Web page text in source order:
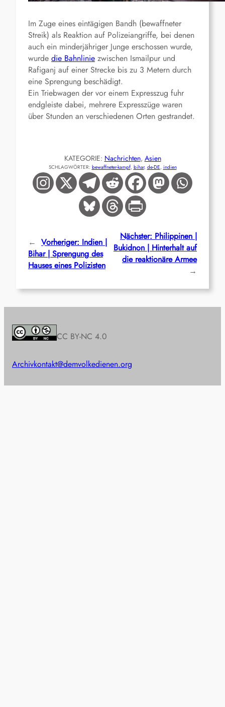
Im Zuge eines eintägigen Bandh (bewaffneter
Streik) als Reaktion auf Polizeiangriffe, bei denen
auch ein minderjähriger Junge erschossen wurde,
wurde die Bahnlinie zwischen Ismailpur und
Rafiganj auf einer Strecke bis zu 3 Metern durch
eine Sprengung beschädigt.
Ein Triebwagen der vor einem Expresszug fuhr
endgleiste dabei, mehrere Expresszüge waren
über Stunden an verschiedenen Orten gestrandet.
KATEGORIE: Nachrichten, Asien
SCHLAGWÖRTER: bewaffneter-kampf, bihar, de-DE, indien
← Vorheriger: Indien |
Bihar | Sprengung des
Hauses eines Polizisten
Nächster: Philippinen |
Bukidnon | Hinterhalt auf
die reaktionäre Armee
→
CC BY-NC 4.0
Archivkontakt@demvolkedienen.org